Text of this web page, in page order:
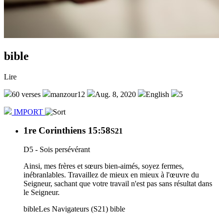
bible
Lire
60 verses manzour12 Aug. 8, 2020 English 5
IMPORT
1re Corinthiens 15:58S21
D5 - Sois persévérant
Ainsi, mes frères et sœurs bien-aimés, soyez fermes,
inébranlables. Travaillez de mieux en mieux à l'œuvre du
Seigneur, sachant que votre travail n'est pas sans résultat dans
le Seigneur.
bibleLes Navigateurs (S21) bible